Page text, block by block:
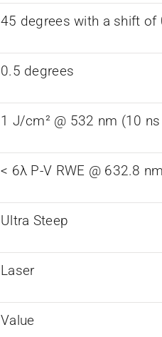
45 degrees with a shift
0.5 degrees
1 J/cm² @ 532 nm (10
< 6λ P-V RWE @ 632.8 nm
Ultra Steep
Laser
Value